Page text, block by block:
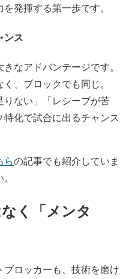
発揮する第一歩です。
ンス
なアドバンテージです。
、ブロックでも同じ。
りない」「レシーブが苦
化で試合に出るチャンス
らの記事でも紹介していま
く「メンタ
ロッカーも、技術を磨け